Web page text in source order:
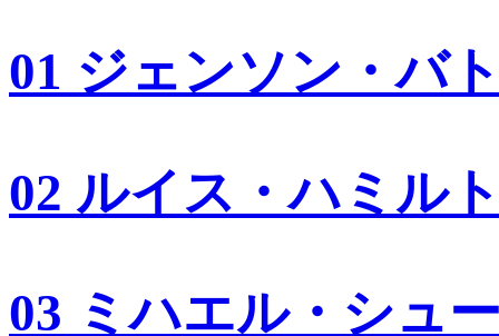
01 ジェンソン・バ
02 ルイス・ハミル
03 ミハエル・シュ